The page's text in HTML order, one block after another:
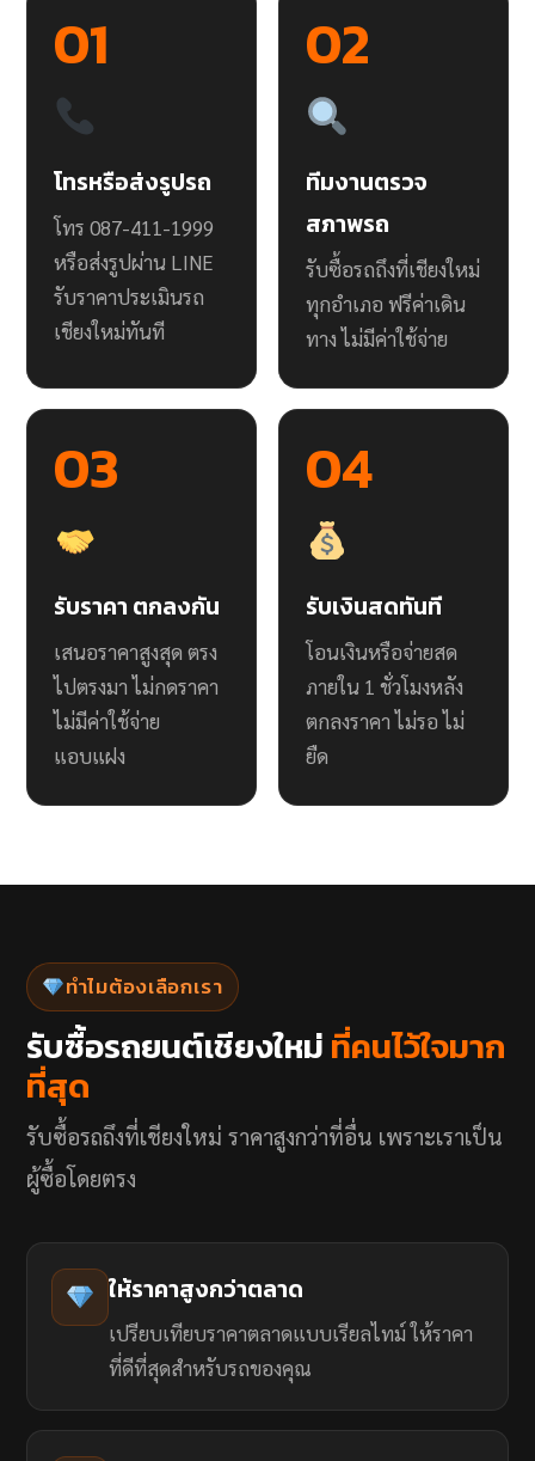
01
โทรหรือส่งรูปรถ
โทร 087-411-1999
หรือส่งรูปผ่าน LINE
รับราคาประเมินรถ
เชียงใหม่ทันที
02
ทีมงานตรวจ
สภาพรถ
รับซื้อรถถึงที่เชียงใหม่
ทุกอำเภอ ฟรีค่าเดิน
ทาง ไม่มีค่าใช้จ่าย
03
รับราคา ตกลงกัน
เสนอราคาสูงสุด ตรง
ไปตรงมา ไม่กดราคา
ไม่มีค่าใช้จ่าย
แอบแฝง
04
รับเงินสดทันที
โอนเงินหรือจ่ายสด
ภายใน 1 ชั่วโมงหลัง
ตกลงราคา ไม่รอ ไม่
ยืด
ทำไมต้องเลือกเรา
รับซื้อรถยนต์เชียงใหม่ที่คนไว้ใจมาก
ที่สุด
รับซื้อรถถึงที่เชียงใหม่ ราคาสูงกว่าที่อื่น เพราะเราเป็น
ผู้ซื้อโดยตรง
ให้ราคาสูงกว่าตลาด
เปรียบเทียบราคาตลาดแบบเรียลไทม์ ให้ราคา
ที่ดีที่สุดสำหรับรถของคุณ